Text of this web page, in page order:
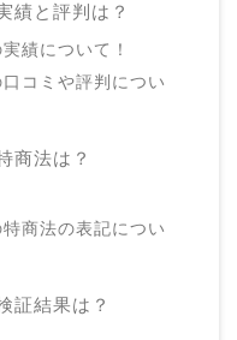
績と評判は？
績について！
コミや評判につい
商法は？
商法の表記につい
証結果は？